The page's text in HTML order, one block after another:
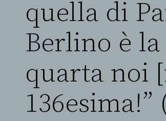
quella di
Berlino è la
quarta noi